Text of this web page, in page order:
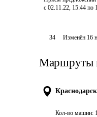
с 02.11.22, 15:44 по
34 Изменён 16
Маршруты
Кол-во машин: